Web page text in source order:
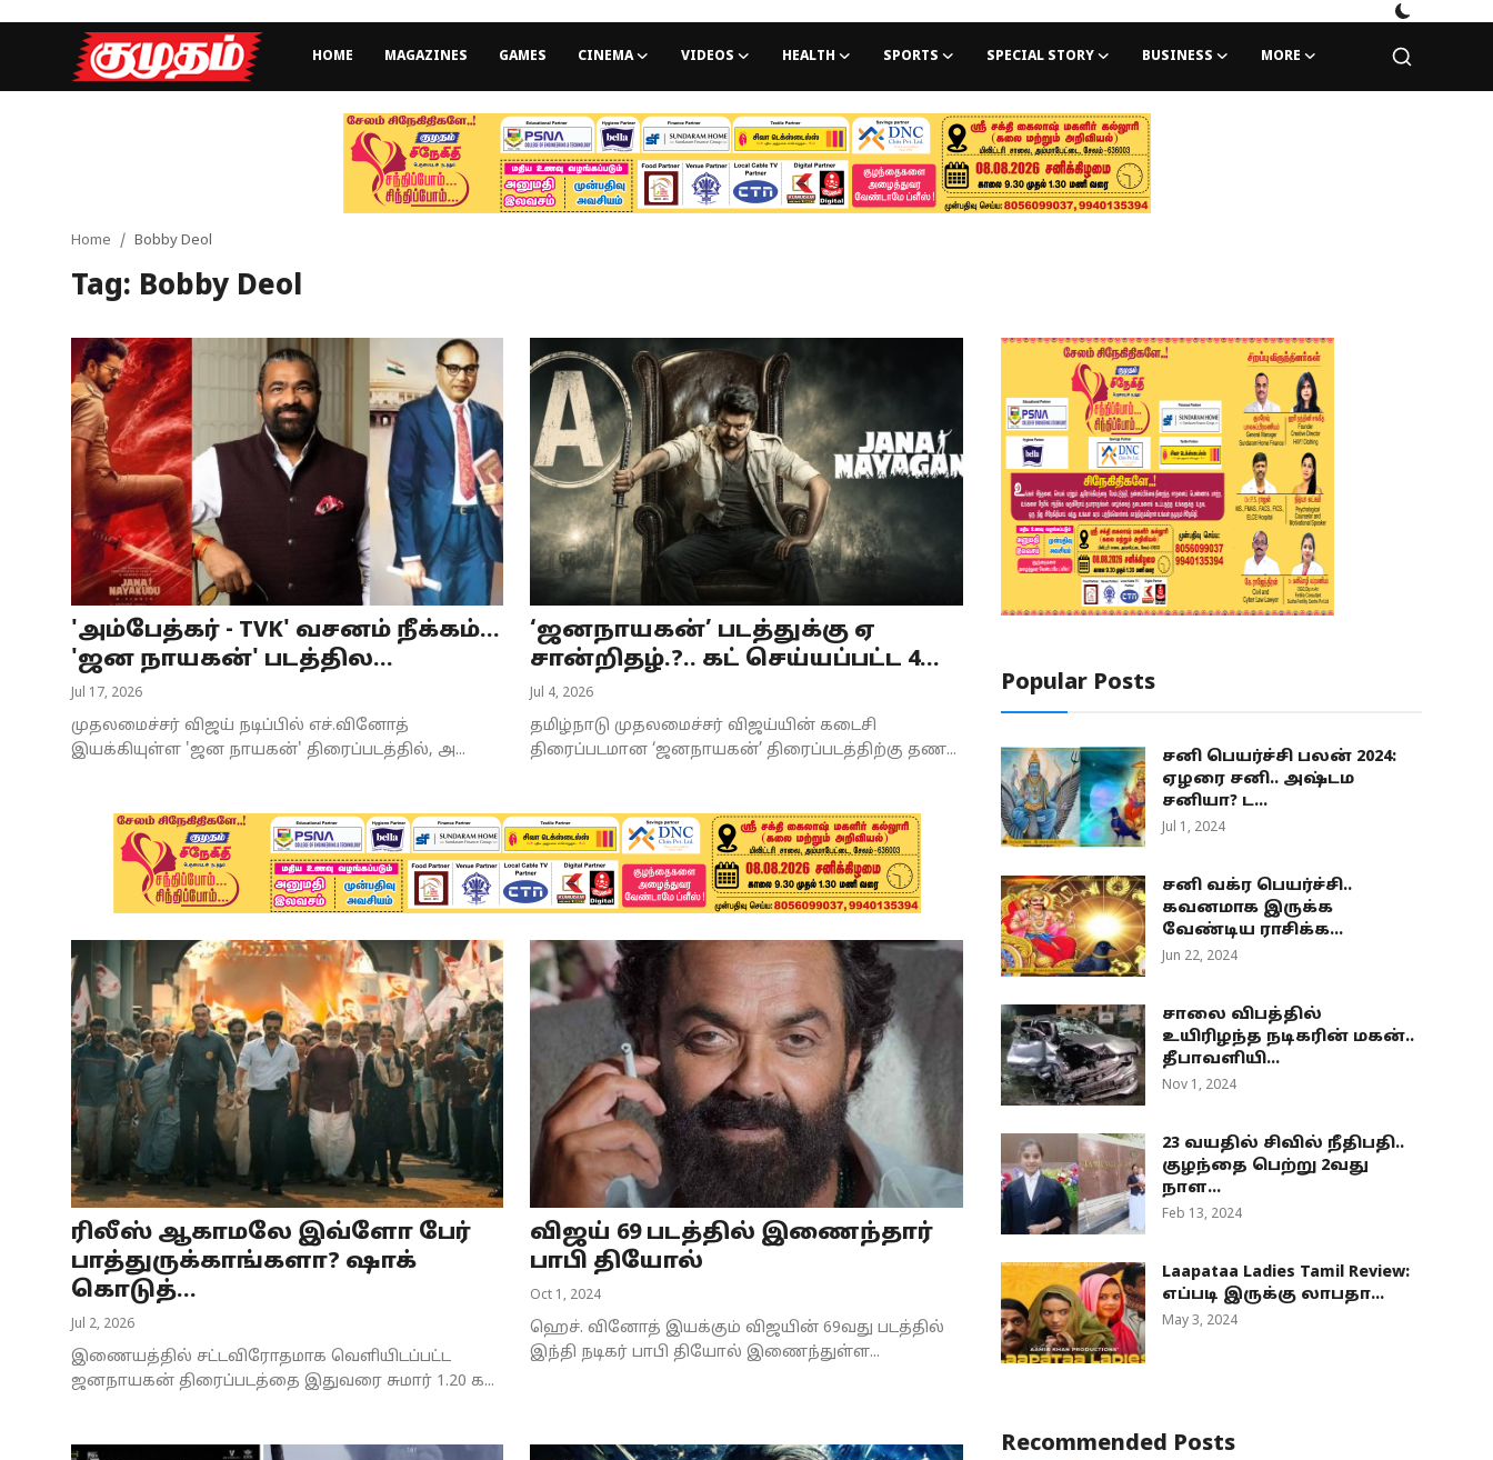
HOME MAGAZINES GAMES CINEMA VIDEOS HEALTH SPORTS SPECIAL STORY BUSINESS MORE
Games
Videos
Health
Special Story
Business
Tamilnadu
National
Home Bobby Deol
Tag: Bobby Deol
'அம்பேத்கர் - TVK' வசனம் நீக்கம்...
'ஜன நாயகன்' படத்தில...
Jul 17, 2026
முதலமைச்சர் விஜய் நடிப்பில் எச்.வினோத்
இயக்கியுள்ள 'ஜன நாயகன்' திரைப்படத்தில், அ...
‘ஜனநாயகன்’ படத்துக்கு ஏ
சான்றிதழ்.?.. கட் செய்யப்பட்ட 4...
Jul 4, 2026
தமிழ்நாடு முதலமைச்சர் விஜய்யின் கடைசி
திரைப்படமான ‘ஜனநாயகன்’ திரைப்படத்திற்கு தண...
ரிலீஸ் ஆகாமலே இவ்ளோ பேர்
பாத்துருக்காங்களா? ஷாக்
கொடுத்...
Jul 2, 2026
இணையத்தில் சட்டவிரோதமாக வெளியிடப்பட்ட
ஜனநாயகன் திரைப்படத்தை இதுவரை சுமார் 1.20 க...
விஜய் 69 படத்தில் இணைந்தார்
பாபி தியோல்
Oct 1, 2024
ஹெச். வினோத் இயக்கும் விஜயின் 69வது படத்தில்
இந்தி நடிகர் பாபி தியோல் இணைந்துள்ள...
Popular Posts
சனி பெயர்ச்சி பலன் 2024:
ஏழரை சனி.. அஷ்டம
சனியா? ட...
Jul 1, 2024
சனி வக்ர பெயர்ச்சி..
கவனமாக இருக்க
வேண்டிய ராசிக்க...
Jun 22, 2024
சாலை விபத்தில்
உயிரிழந்த நடிகரின் மகன்..
தீபாவளியி...
Nov 1, 2024
23 வயதில் சிவில் நீதிபதி..
குழந்தை பெற்று 2வது
நாள...
Feb 13, 2024
Laapataa Ladies Tamil Review:
எப்படி இருக்கு லாபதா...
May 3, 2024
Recommended Posts